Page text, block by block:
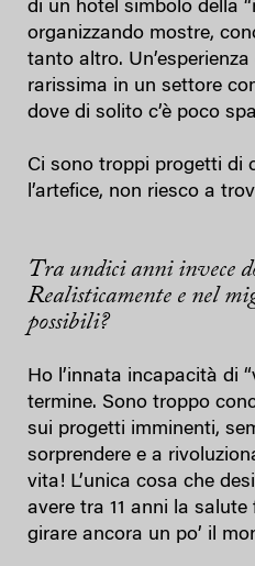
di un hotel simbolo della
organizzando mostre,
tanto altro.
rarissima in un settore
dove di solito c’è poco
Ci sono troppi progetti di
l’artefice, non riesco a
Tra undici anni invece
Realisticamente e nel
possibili?
Ho l’innata incapacità di
termine. Sono troppo
sui progetti imminenti,
sorprendere e a
vita! L’unica cosa che
avere tra 11 anni la
girare ancora un po’ il